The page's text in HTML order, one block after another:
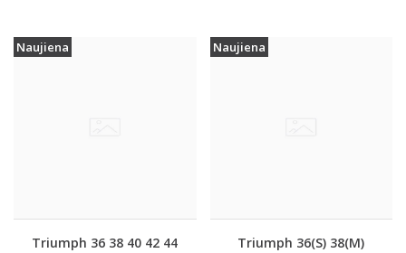
Naujiena
Triumph 36 38 40 42 44
Naujiena
Triumph 36(S) 38(M)